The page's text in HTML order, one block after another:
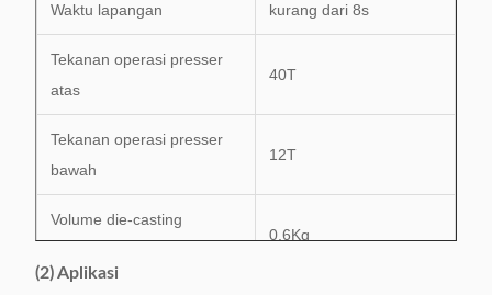
Waktu lapangan kurang dari 8s
Tekanan operasi presser
atas
40T
Tekanan operasi presser
bawah
12T
Volume die-casting
0,6Kg
(2) Aplikasi